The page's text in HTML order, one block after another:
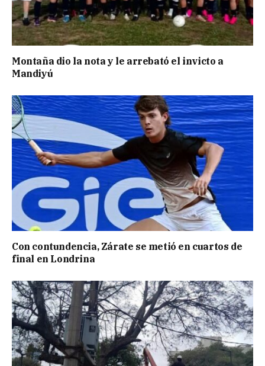
Montaña dio la nota y le arrebató el invicto a
Mandiyú
Con contundencia, Zárate se metió en cuartos de
final en Londrina